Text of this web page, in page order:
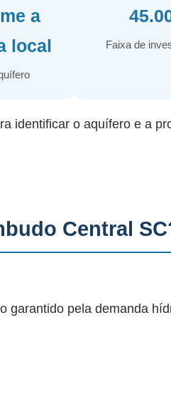
a
local
Faixa de
identificar o aquífero e a
Central
garantido pela demanda